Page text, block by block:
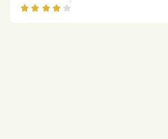
ovocem podle Bread Society